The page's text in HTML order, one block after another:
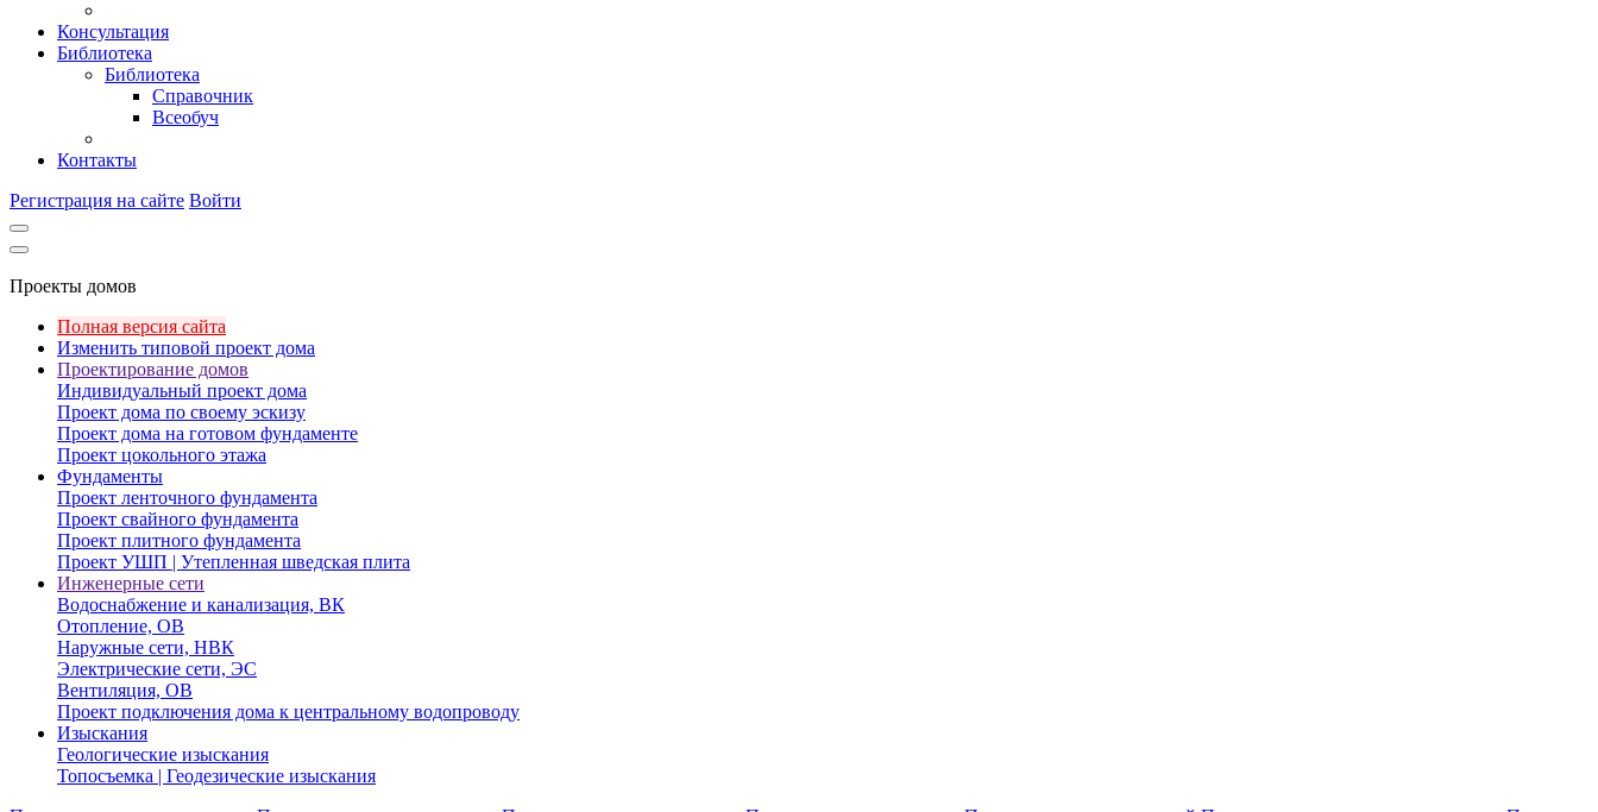
Консультация
Библиотека
Библиотека
Справочник
Всеобуч
Контакты
Регистрация на сайте Войти
Проекты домов
Полная версия сайта
Изменить типовой проект дома
Проектирование домов
Индивидуальный проект дома
Проект дома по своему эскизу
Проект дома на готовом фундаменте
Проект цокольного этажа
Фундаменты
Проект ленточного фундамента
Проект свайного фундамента
Проект плитного фундамента
Проект УШП | Утепленная шведская плита
Инженерные сети
Водоснабжение и канализация, ВК
Отопление, ОВ
Наружные сети, НВК
Электрические сети, ЭС
Вентиляция, ОВ
Проект подключения дома к центральному водопроводу
Изыскания
Геологические изыскания
Топосъемка | Геодезические изыскания